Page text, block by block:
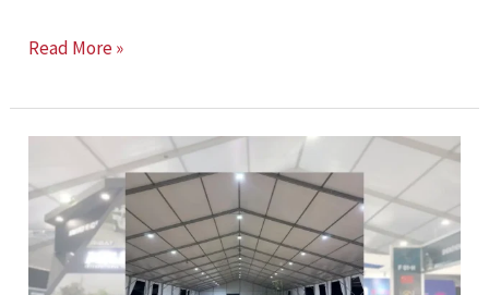
Read More »
Tenda
Roders
Jakarta